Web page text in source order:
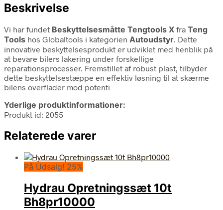
Beskrivelse
Vi har fundet Beskyttelsesmåtte Tengtools X fra Teng
Tools hos Globaltools i kategorien Autoudstyr. Dette
innovative beskyttelsesprodukt er udviklet med henblik på
at bevare bilers lakering under forskellige
reparationsprocesser. Fremstillet af robust plast, tilbyder
dette beskyttelsestæppe en effektiv løsning til at skærme
bilens overflader mod potenti
Yderlige produktinformationer:
Produkt id: 2055
Relaterede varer
På Udsalg! 25%
Hydrau Opretningssæt 10t
Bh8pr10000